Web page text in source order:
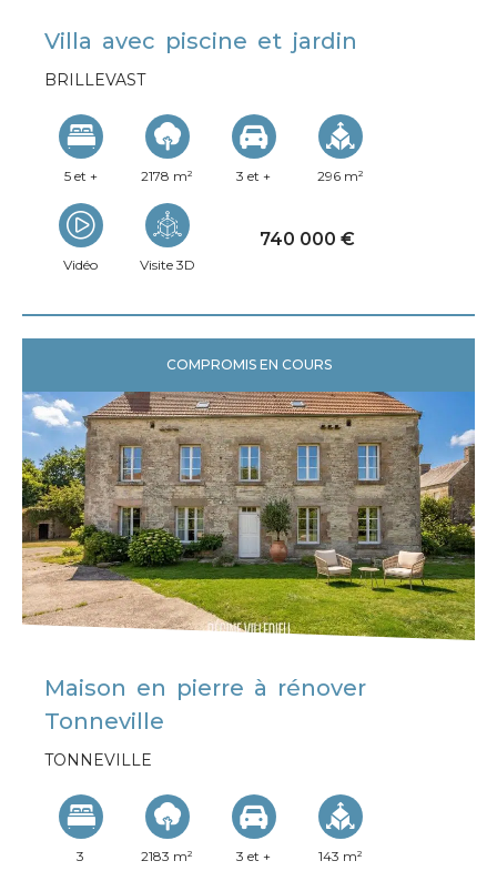
Villa avec piscine et jardin
BRILLEVAST
5 et + 2178 m² 3 et + 296 m²
Vidéo Visite 3D
740 000 €
COMPROMIS EN COURS
Maison en pierre à rénover
Tonneville
TONNEVILLE
3 2183 m² 3 et + 143 m²